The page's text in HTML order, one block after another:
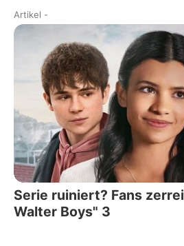
Artikel -
Serie ruiniert? Fans
Walter Boys" 3